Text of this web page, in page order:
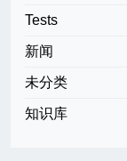
Tests
新闻
未分类
知识库